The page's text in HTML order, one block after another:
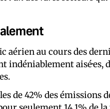
au cours des
indéniablement aisé·es,
de 42% des émissions